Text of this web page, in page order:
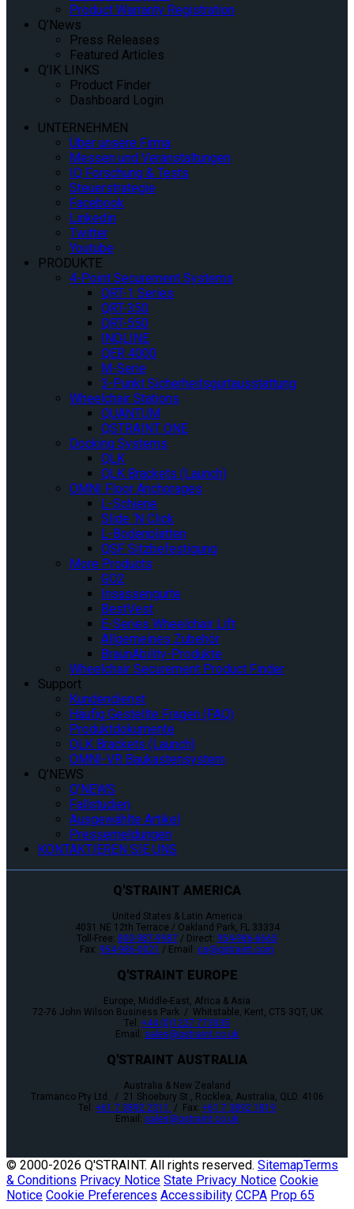
Product Warranty Registration
Q’News
Press Releases
Featured Articles
Q’IK LINKS
Product Finder
Dashboard Login
UNTERNEHMEN
Über unsere Firma
Messen und Veranstaltungen
IQ Forschung & Tests
Steuerstrategie
Facebook
Linkedin
Twitter
Youtube
PRODUKTE
4-Point Securement Systems
QRT-1 Series
QRT-350
QRT-550
INQLINE
QER 4000
M-Serie
3-Punkt Sicherheitsgurtausstattung
Wheelchair Stations
QUANTUM
QSTRAINT ONE
Docking Systems
QLK
QLK Brackets (Launch)
OMNI Floor Anchorages
L-Schiene
Slide ‘N Click
L-Bodenplatten
QSF Sitzbefestigung
More Products
GO2
Insassengurte
BestVest
E-Series Wheelchair Lift
Allgemeines Zubehör
BraunAbility-Produkte
Wheelchair Securement Product Finder
Support
Kundendienst
Häufig Gestellte Fragen (FAQ)
Produktdokumente
QLK Brackets (Launch)
OMNI-VR Baukastensystem
Q’NEWS
Q’NEWS
Fallstudien
Ausgewählte Artikel
Pressemeldungen
KONTAKTIEREN SIE UNS
Q'STRAINT AMERICA
United States & Latin America
4031 NE 12th Terrace / Oakland Park, FL 33334
Toll-Free: 800-987-9987 / Direct: 954-986-6665
Fax: 954-986-0021 / Email: cs@qstraint.com
Q'STRAINT EUROPE
Europe, Middle-East, Africa & Asia
72-76 John Wilson Business Park / Whitstable, Kent, CT5 3QT, UK
Tel: +44 (0)1227 773035
Email: sales@qstraint.co.uk
Q'STRAINT AUSTRALIA
Australia & New Zealand
Tramanco Pty Ltd. / 21 Shoebury St., Rocklea, Australia, QLD. 4106
Tel: +61 7 3892 2311 / Fax: +61 7 3892 1819
Email: sales@qstraint.co.uk
© 2000-2026 Q'STRAINT. All rights reserved. SitemapTerms
& Conditions Privacy Notice State Privacy Notice Cookie
Notice Cookie Preferences Accessibility CCPA Prop 65